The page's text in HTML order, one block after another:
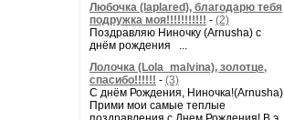
Любочка (laplared), благодарю тебя
подружка моя!!!!!!!!!!! - (2)
Поздравляю Ниночку (Arnusha) с
днём рождения ...
Лолочка (Lola_malvina), золотце,
спасибо!!!!!! - (3)
С днём Рождения, Ниночка!(Аrnusha)
Прими мои самые теплые